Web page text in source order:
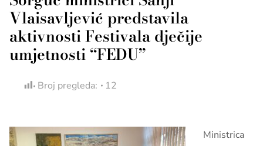
Vlaisavljević predstavila
aktivnosti Festivala dječije
umjetnosti “FEDU”
Broj pregleda: 12
Ministrica